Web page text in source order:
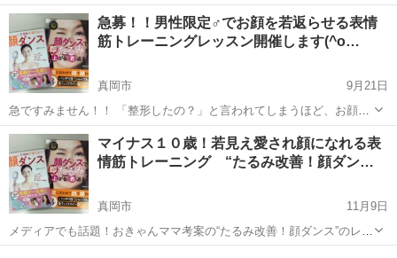
方からお顔がどんどん若返る！！ 表情筋トレーニング“たるみ改善！顔
ダンス”のレッスンが真岡・宇都宮で受けられます ☆☆☆ 多...
栃木 真岡市 リフトアップ 表情筋
急募！！男性限定♂でお顔を若返らせる表情
筋トレーニングレッスン開催します(^o…
真岡市
9月21日
急ですみません！！ 「整形したの？」と言われてしまうほど、お顔が
若返る おきゃんママ考案の表情筋トレーニング “たるみ改善！顔ダン
ス”のレッスンを 次の日曜日、９月２４日（日） “男性限定”で開催...
栃木 真岡市 リフトアップ 表情筋
マイナス１０歳！若見え愛され顔になれる表
情筋トレーニング “たるみ改善！顔ダン…
真岡市
11月9日
メディアでも話題！おきゃんママ考案の“たるみ改善！顔ダンス”のレッ
スンが栃木県で受けられます♪ こんな悩みありませんか？ ☑最近